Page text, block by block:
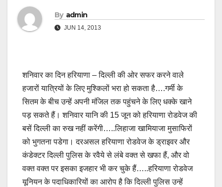
By admin
JUN 14, 2013
शनिवार का दिन हरियाणा – दिल्ली की ओर सफर करने वाले
हजारों यात्रियों के लिए मुश्किलों भरा हो सकता है….गर्मी के
सितम के बीच उन्हें अपनी मंजिल तक पहुंचने के लिए धक्के खाने
पड़ सकते हैं। शनिवार यानि की 15 जून को हरियाणा रोडवेज की
बसें दिल्ली का रुख नहीं करेंगी…..लिहाजा खामियाजा मुसाफिरों
को भुगतना पडेगा। दरअसल हरियाणा रोडवेज के ड्राइवर और
कंडेक्टर दिल्ली पुलिस के रवैये से लंबे वक्त से खफा हैं, और वो
वक्त वक्त पर इसका इजहार भी कर चुके हैं…..हरियाणा रोडवेज
यूनियन के पदाधिकारियों का आरोप है कि दिल्ली पुलिस उन्हें